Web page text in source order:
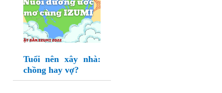
Tuổi nên xây nhà:
chồng hay vợ?